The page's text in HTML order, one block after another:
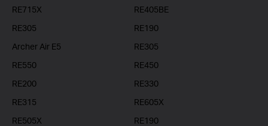
RE715X
RE405BE
RE305
RE190
Archer Air E5
RE305
RE550
RE450
RE200
RE330
RE315
RE605X
RE505X
RE190